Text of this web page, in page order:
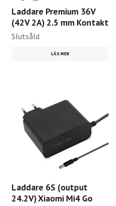
Laddare Premium 36V
(42V 2A) 2.5 mm Kontakt
Slutsåld
LÄS MER
Laddare 6S (output
24.2V) Xiaomi Mi4 Go